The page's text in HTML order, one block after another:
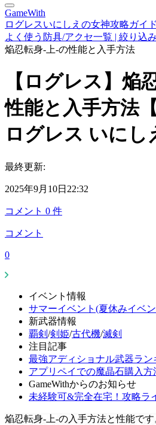
GameWith
ログレスいにしえの女神攻略ガイド
よく使う防具/アクセ一覧 | 絞り込
焔忍転身-上-の性能と入手方法
【ログレス】焔
性能と入手方法
ログレス いにし
最終更新:
2025年9月10日22:32
コメント 0 件
コメント
0
イベント情報
サマーイベント(夏休みイベ
新武器情報
覇剣 /剣姫/古代機/滅剣
注目記事
最強アディショナル武器ラン
アプリペイでの魔晶石購入方
GameWithからのお知らせ
未経験可&完全在宅！攻略ラ
焔忍転身-上-の入手方法と性能で